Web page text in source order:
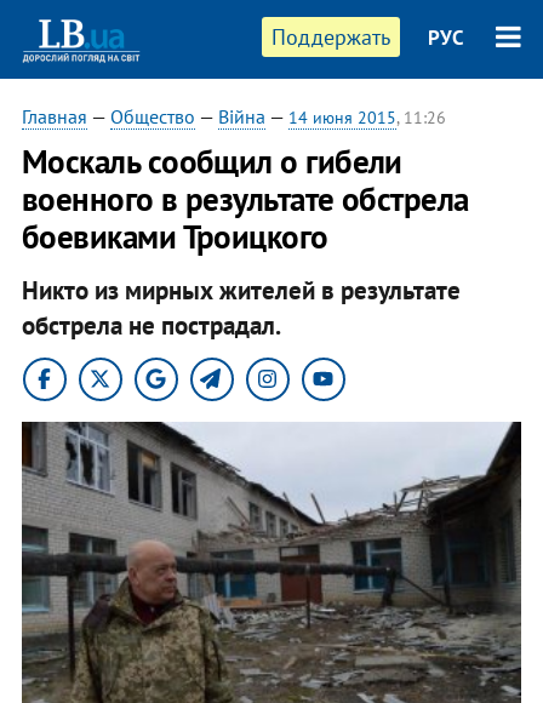
Поддержать РУС
Главная — Общество — Війна — 14 июня 2015, 11:26
Москаль сообщил о гибели
военного в результате обстрела
боевиками Троицкого
Никто из мирных жителей в результате
обстрела не пострадал.